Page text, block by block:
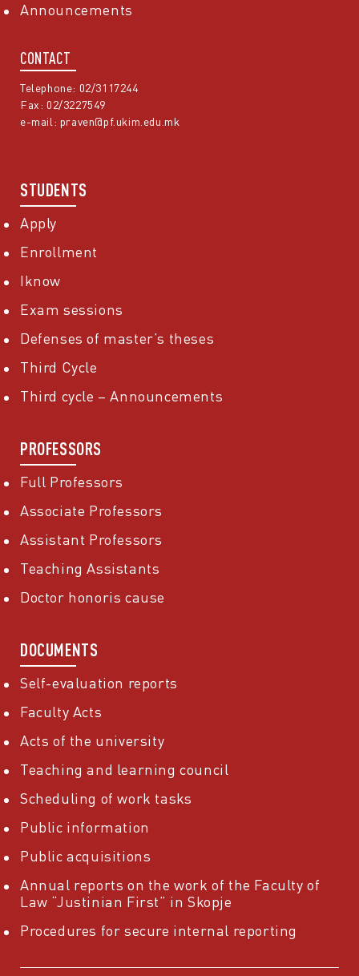
Announcements
CONTACT
Telephone: 02/3117244
Fax: 02/3227549
e-mail: praven@pf.ukim.edu.mk
STUDENTS
Apply
Enrollment
Iknow
Exam sessions
Defenses of master’s theses
Third Cycle
Third cycle – Announcements
PROFESSORS
Full Professors
Associate Professors
Assistant Professors
Teaching Assistants
Doctor honoris cause
DOCUMENTS
Self-evaluation reports
Faculty Acts
Acts of the university
Teaching and learning council
Scheduling of work tasks
Public information
Public acquisitions
Annual reports on the work of the Faculty of
Law “Justinian First” in Skopje
Procedures for secure internal reporting